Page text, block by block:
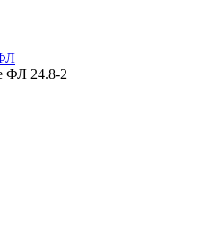
ФЛ 24.8-2